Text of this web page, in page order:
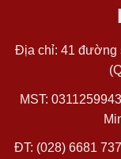
Địa chỉ: 41 đường
MST:
ĐT: (028) 6681